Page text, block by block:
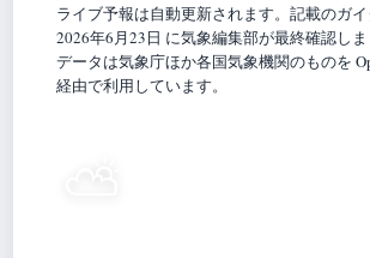
ライブ予報は自動更新されます。記載のガ
2026年6月23日 に気象編集部が最終確認しま
データは気象庁ほか各国気象機関のものを
経由で利用しています。